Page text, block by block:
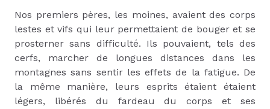
Nos premiers pères, les moines, avaient des corps
lestes et vifs qui leur permettaient de bouger et se
prosterner sans difficulté. Ils pouvaient, tels des
cerfs, marcher de longues distances dans les
montagnes sans sentir les effets de la fatigue. De
la même manière, leurs esprits étaient étaient
légers, libérés du fardeau du corps et ses